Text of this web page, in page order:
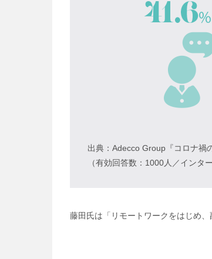
出典：Adecco Group『コロナ禍
（有効回答数：1000人／インタ
藤田氏は「リモートワークをはじめ